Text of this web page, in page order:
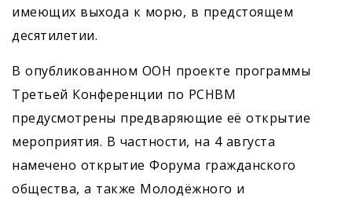
имеющих выхода к морю, в предстоящем
десятилетии.
В опубликованном ООН проекте программы
Третьей Конференции по РСНВМ
предусмотрены предваряющие её открытие
мероприятия. В частности, на 4 августа
намечено открытие Форума гражданского
общества, а также Молодёжного и